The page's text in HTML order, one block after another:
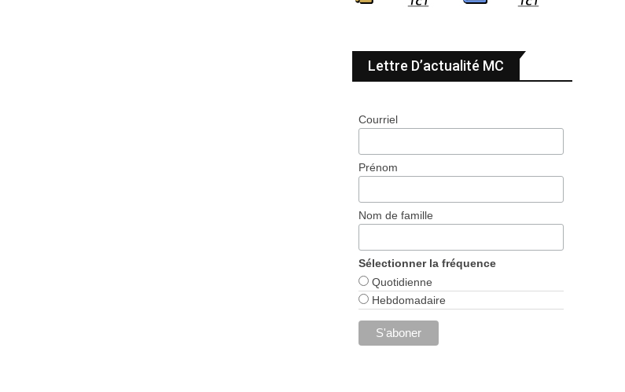
Lettre D’actualité MC
Courriel
Prénom
Nom de famille
Sélectionner la fréquence
Quotidienne
Hebdomadaire